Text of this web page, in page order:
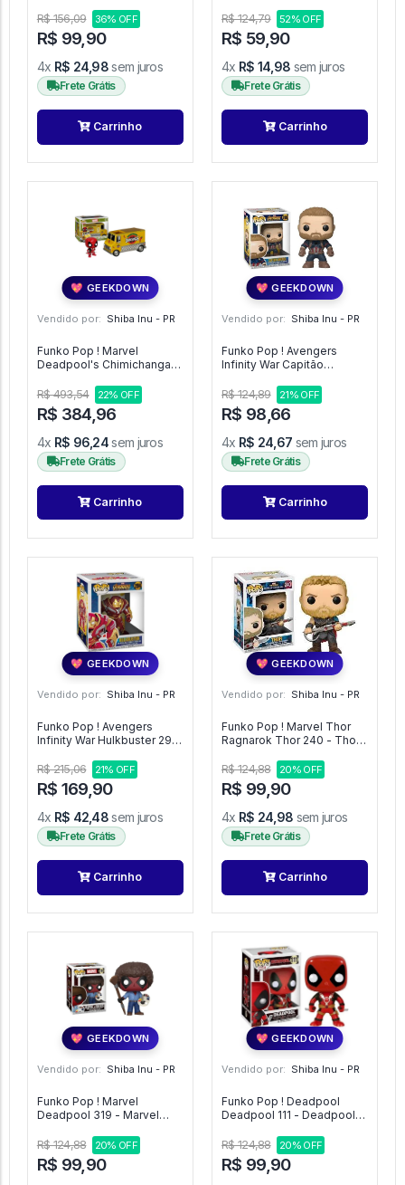
R$ 156,09
36% OFF
R$ 99,90
4x R$ 24,98sem juros
Frete Grátis
Carrinho
R$ 124,79 52% OFF
R$ 59,90
4x R$ 14,98 sem juros
Frete Grátis
Carrinho
💖 GEEKDOWN
Vendido por: Shiba Inu - PR
Funko Pop ! Marvel
Deadpool's Chimichanga
R$ 493,54
22% OFF
R$ 384,96
4x R$ 96,24sem juros
Frete Grátis
Carrinho
💖 GEEKDOWN
Vendido por: Shiba Inu - PR
Funko Pop ! Avengers
Infinity War Capitão
#288
R$ 124,89 21% OFF
R$ 98,66
4x R$ 24,67 sem juros
Frete Grátis
Carrinho
💖 GEEKDOWN
Vendido por: Shiba Inu - PR
Funko Pop ! Avengers
Infinity War Hulkbuster 294
R$ 215,06
21% OFF
R$ 169,90
4x R$ 42,48sem juros
Frete Grátis
Carrinho
💖 GEEKDOWN
Vendido por: Shiba Inu - PR
Funko Pop ! Marvel Thor
Ragnarok Thor 240 - Thor
R$ 124,88
20% OFF
R$ 99,90
4x R$ 24,98 sem juros
Frete Grátis
Carrinho
💖 GEEKDOWN
Vendido por: Shiba Inu - PR
Funko Pop ! Marvel
Deadpool 319 - Marvel
R$ 124,88
20% OFF
R$ 99,90
💖 GEEKDOWN
Vendido por: Shiba Inu - PR
Funko Pop ! Deadpool
Deadpool 111 - Deadpool
R$ 124,88
20% OFF
R$ 99,90